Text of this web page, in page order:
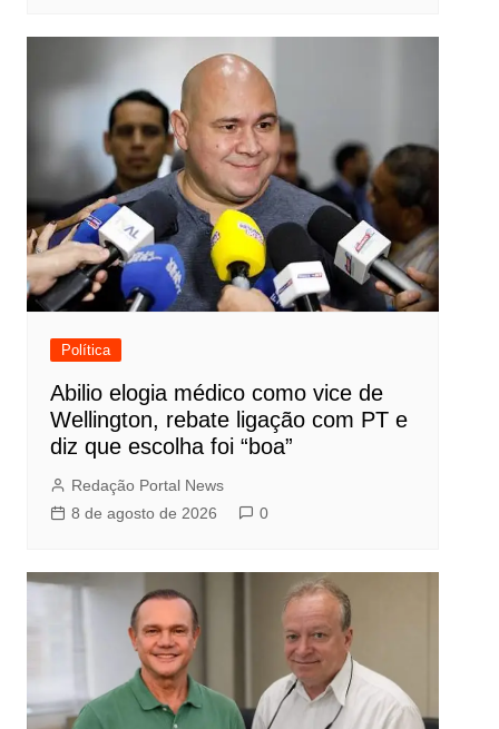
Política
Abilio elogia médico como vice de
Wellington, rebate ligação com PT e
diz que escolha foi “boa”
Redação Portal News
8 de agosto de 2026
0